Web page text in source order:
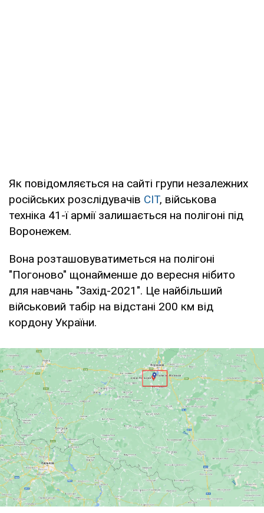
Як повідомляється на сайті групи незалежних
російських розслідувачів CIT, військова
техніка 41-ї армії залишається на полігоні під
Воронежем.
Вона розташовуватиметься на полігоні
"Погоново" щонайменше до вересня нібито
для навчань "Захід-2021". Це найбільший
військовий табір на відстані 200 км від
кордону України.